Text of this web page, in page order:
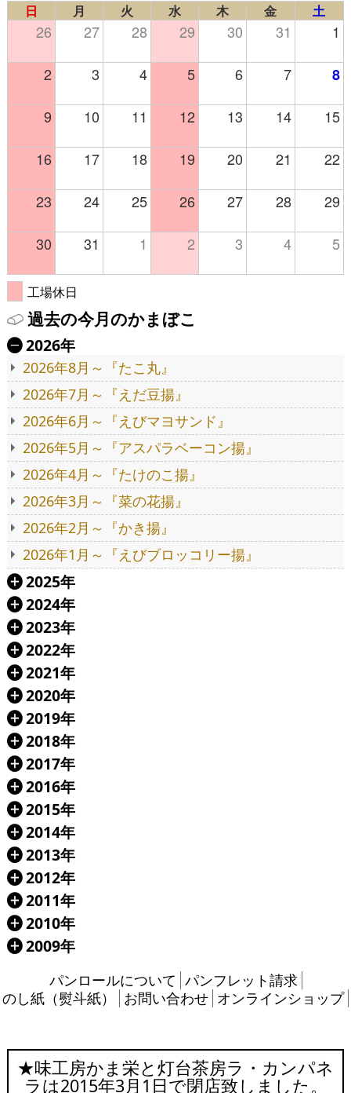
日 月 火 水 木 金 土
26 27 28 29 30 31 1
2 3 4 5 6 7 8
9 10 11 12 13 14 15
16 17 18 19 20 21 22
23 24 25 26 27 28 29
30 31 1 2 3 4 5
工場休日
過去の今月のかまぼこ
Ä 2026年
2026年8月～『たこ丸』
2026年7月～『えだ豆揚』
2026年6月～『えびマヨサンド』
2026年5月～『アスパラベーコン揚』
2026年4月～『たけのこ揚』
2026年3月～『菜の花揚』
2026年2月～『かき揚』
2026年1月～『えびブロッコリー揚』
Á 2025年
Á 2024年
Á 2023年
Á 2022年
Á 2021年
Á 2020年
Á 2019年
Á 2018年
Á 2017年
Á 2016年
Á 2015年
Á 2014年
Á 2013年
Á 2012年
Á 2011年
Á 2010年
Á 2009年
パンロールについて パンフレット請求
のし紙（熨斗紙）
お問い合わせ オンラインショップ
★味工房かま栄と灯台茶房ラ・カンパネ
ラは2015年3月1日で閉店致しました。